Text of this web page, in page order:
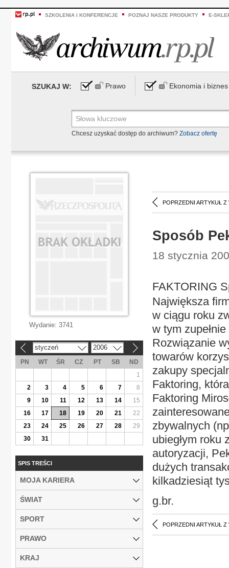
SZKOLENIA I KONFERENCJE POZNAJ NASZE PRODUKTY E-
SZUKAJ W: Prawo Ekonomia i biznes
Chcesz uzyskać dostęp do archiwum? Zobacz ofertę
POPRZEDNI ARTYKUŁ Z
Sposób
18 stycznia
FAKTORING
Największa
w ciągu roku
w tym
Rozwiązanie
towarów
zakupy
Faktoring,
Faktoring
zbywalnych
ubiegłym roku
autoryzacji,
dużych
kilkadziesiąt
g.br.
POPRZEDNI ARTYKUŁ Z
Wydanie: 3741
styczeń 2006
PN WT ŚR CZ PT SB
ND
1
2
3 4 5 6 7
8
9
10 11 12 13 14
15
16
17 18 19 20 21
22
23
24 25 26 27 28
29
30
31
SPIS TREŚCI
MOJA KARIERA
ŚWIAT
SPORT
PRAWO
KRAJ